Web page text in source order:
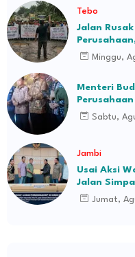
Tebo
Jalan
Ilir Bakal
Minggu,
Menteri
Sabtu,
Jambi
Usai Aksi
Jalan
Jumat,